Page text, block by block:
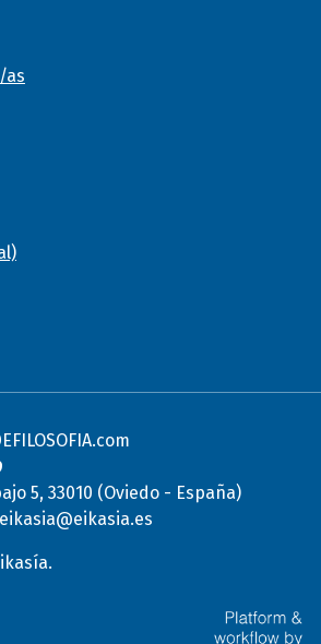
as
5, 33010 (Oviedo - España)